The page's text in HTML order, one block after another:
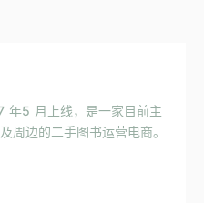
年5 月上线，是一家目前主
周边的二手图书运营电商。